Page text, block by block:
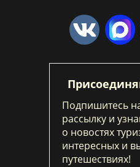
Подпишитесь
рассылку и
о новостях
интересных и
путешествиях!